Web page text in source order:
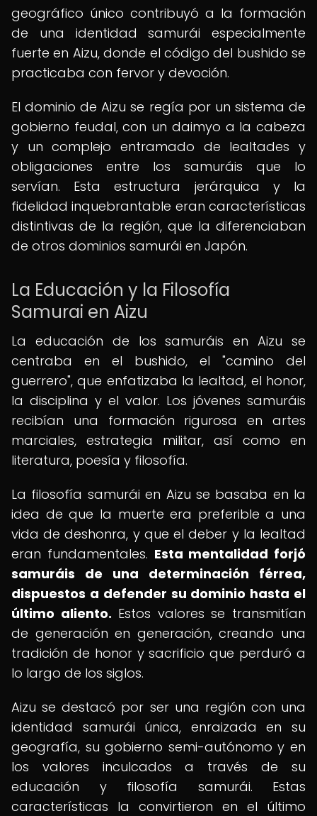
geográfico único contribuyó a la formación
de una identidad samurái especialmente
fuerte en Aizu, donde el código del bushido se
practicaba con fervor y devoción.
El dominio de Aizu se regía por un sistema de
gobierno feudal, con un daimyo a la cabeza
y un complejo entramado de lealtades y
obligaciones entre los samuráis que lo
servían. Esta estructura jerárquica y la
fidelidad inquebrantable eran características
distintivas de la región, que la diferenciaban
de otros dominios samurái en Japón.
La Educación y la Filosofía
Samurai en Aizu
La educación de los samuráis en Aizu se
centraba en el bushido, el "camino del
guerrero", que enfatizaba la lealtad, el honor,
la disciplina y el valor. Los jóvenes samuráis
recibían una formación rigurosa en artes
marciales, estrategia militar, así como en
literatura, poesía y filosofía.
La filosofía samurái en Aizu se basaba en la
idea de que la muerte era preferible a una
vida de deshonra, y que el deber y la lealtad
eran fundamentales. Esta mentalidad forjó
samuráis de una determinación férrea,
dispuestos a defender su dominio hasta el
último aliento. Estos valores se transmitían
de generación en generación, creando una
tradición de honor y sacrificio que perduró a
lo largo de los siglos.
Aizu se destacó por ser una región con una
identidad samurái única, enraizada en su
geografía, su gobierno semi-autónomo y en
los valores inculcados a través de su
educación y filosofía samurái. Estas
características la convirtieron en el último